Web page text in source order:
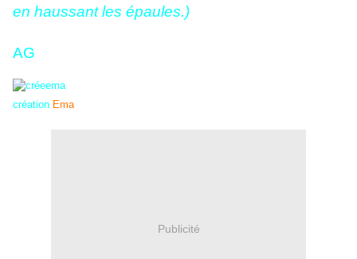
en haussant les épaules.)
AG
création Ema
Publicité